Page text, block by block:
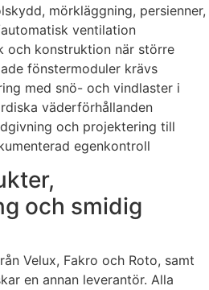
mörkläggning, persienner,
ventilation
och konstruktion när större
fönstermoduler krävs
med snö- och vindlaster i
väderförhållanden
och projektering till
egenkontroll
och smidig
Velux, Fakro och Roto, samt
en annan leverantör. Alla